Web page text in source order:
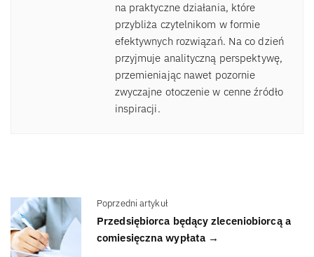
na praktyczne działania, które
przybliża czytelnikom w formie
efektywnych rozwiązań. Na co dzień
przyjmuje analityczną perspektywę,
przemieniając nawet pozornie
zwyczajne otoczenie w cenne źródło
inspiracji.
Poprzedni artykuł
Przedsiębiorca będący zleceniobiorcą a
comiesięczna wypłata →